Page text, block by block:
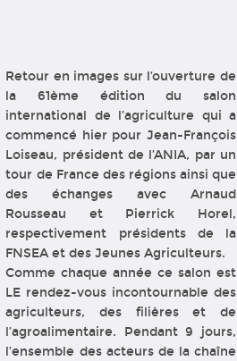
Retour en images sur l’ouverture de
la 61ème édition du salon
international de l’agriculture qui a
commencé hier pour Jean-François
Loiseau, président de l’ANIA, par un
tour de France des régions ainsi que
des échanges avec Arnaud
Rousseau et Pierrick Horel,
respectivement présidents de la
FNSEA et des Jeunes Agriculteurs.
Comme chaque année ce salon est
LE rendez-vous incontournable des
agriculteurs, des filières et de
l’agroalimentaire. Pendant 9 jours,
l’ensemble des acteurs de la chaîne